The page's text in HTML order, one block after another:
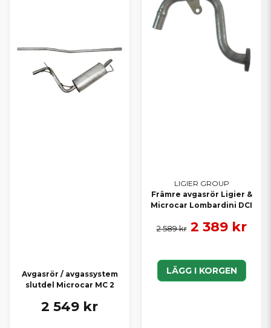
Avgasrör / avgassystem
slutdel Microcar MC 2
2 549 kr
LIGIER GROUP
Främre avgasrör Ligier &
Microcar Lombardini DCI
2 589 kr 2 389 kr
LÄGG I KORGEN